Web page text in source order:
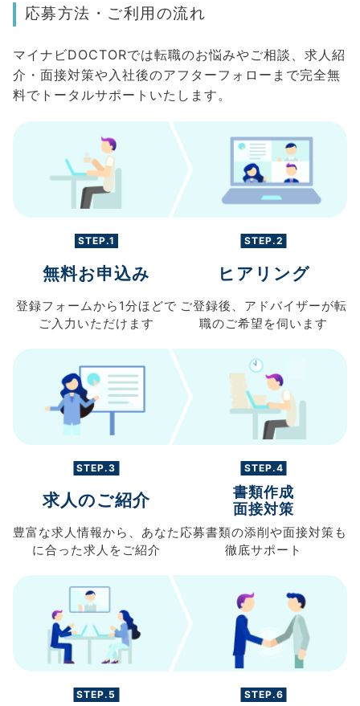
応募方法・ご利用の流れ
マイナビDOCTORでは転職のお悩みやご相談、求人紹
介・面接対策や入社後のアフターフォローまで完全無
料でトータルサポートいたします。
STEP.1
無料お申込み
登録フォームから 1分ほどで
ご入力 いただけます
STEP.2
ヒアリング
ご登録後、 アドバイザーが転
職のご希望を伺います
STEP.3
求人のご紹介
豊富な求人情報から、 あなた
に合った求人を ご紹介
STEP.4
書類作成
面接対策
応募書類の添削や面接対策も
徹底サポート
STEP.5 STEP.6